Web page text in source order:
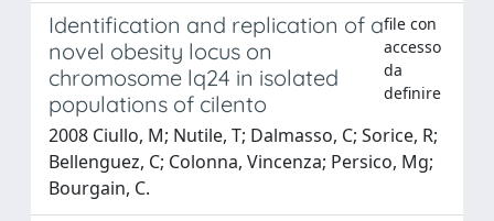
Identification and replication of a
novel obesity locus on
chromosome lq24 in isolated
populations of cilento
file con
accesso
da
definire
2008 Ciullo, M; Nutile, T; Dalmasso, C; Sorice, R;
Bellenguez, C; Colonna, Vincenza; Persico, Mg;
Bourgain, C.